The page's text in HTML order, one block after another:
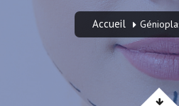
Accueil